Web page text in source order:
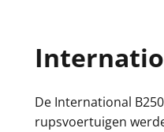
De International
rupsvoertuigen